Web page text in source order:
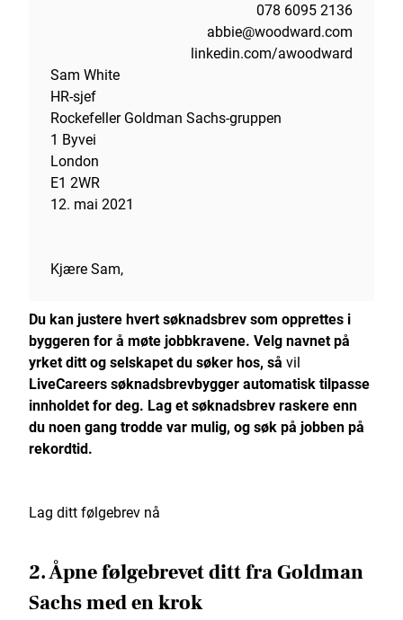
078 6095 2136
abbie@woodward.com
linkedin.com/awoodward
Sam White
HR-sjef
Rockefeller Goldman Sachs-gruppen
1 Byvei
London
E1 2WR
12. mai 2021
Kjære Sam,
Du kan justere hvert søknadsbrev som opprettes i
byggeren for å møte jobbkravene. Velg navnet på
yrket ditt og selskapet du søker hos, så vil
LiveCareers søknadsbrevbyggerautomatisk tilpasse
innholdet for deg. Lag et søknadsbrev raskere enn
du noen gang trodde var mulig, og søk på jobben på
rekordtid.
Lag ditt følgebrev nå
2. Åpne følgebrevet ditt fra Goldman
Sachs med en krok